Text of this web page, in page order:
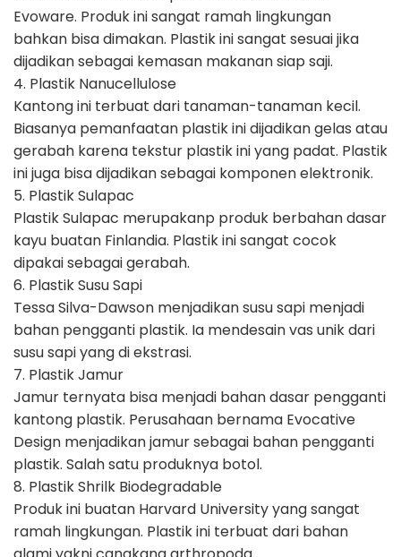
Evoware. Produk ini sangat ramah lingkungan
bahkan bisa dimakan. Plastik ini sangat sesuai jika
dijadikan sebagai kemasan makanan siap saji.
4. Plastik Nanucellulose
Kantong ini terbuat dari tanaman-tanaman kecil.
Biasanya pemanfaatan plastik ini dijadikan gelas atau
gerabah karena tekstur plastik ini yang padat. Plastik
ini juga bisa dijadikan sebagai komponen elektronik.
5. Plastik Sulapac
Plastik Sulapac merupakanp produk berbahan dasar
kayu buatan Finlandia. Plastik ini sangat cocok
dipakai sebagai gerabah.
6. Plastik Susu Sapi
Tessa Silva-Dawson menjadikan susu sapi menjadi
bahan pengganti plastik. Ia mendesain vas unik dari
susu sapi yang di ekstrasi.
7. Plastik Jamur
Jamur ternyata bisa menjadi bahan dasar pengganti
kantong plastik. Perusahaan bernama Evocative
Design menjadikan jamur sebagai bahan pengganti
plastik. Salah satu produknya botol.
8. Plastik Shrilk Biodegradable
Produk ini buatan Harvard University yang sangat
ramah lingkungan. Plastik ini terbuat dari bahan